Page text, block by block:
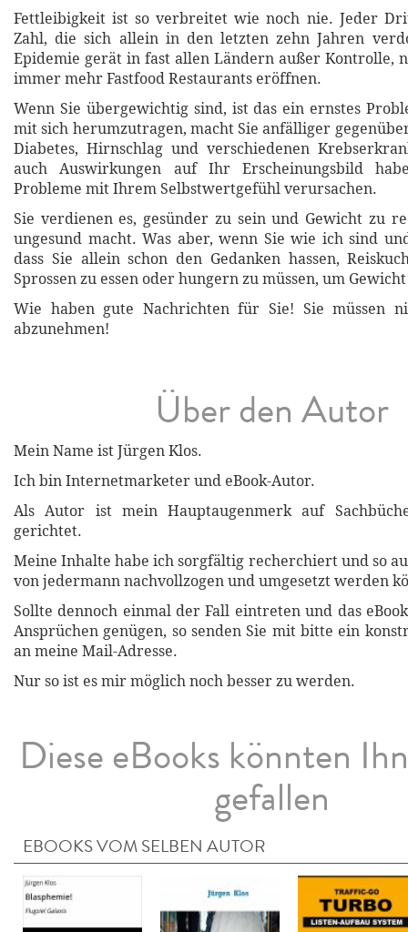
Fettleibigkeit ist so verbreitet wie noch nie. Jeder
Zahl, die sich allein in den letzten zehn Jahren
Epidemie gerät in fast allen Ländern außer Kontrolle,
immer mehr Fastfood Restaurants eröffnen.
Wenn Sie übergewichtig sind, ist das ein ernstes
mit sich herumzutragen, macht Sie anfälliger
Diabetes, Hirnschlag und verschiedenen
auch Auswirkungen auf Ihr Erscheinungsbild
Probleme mit Ihrem Selbstwertgefühl verursachen.
Sie verdienen es, gesünder zu sein und Gewicht zu
ungesund macht. Was aber, wenn Sie wie ich sind
dass Sie allein schon den Gedanken hassen,
Sprossen zu essen oder hungern zu müssen, um
Wie haben gute Nachrichten für Sie! Sie müssen
abzunehmen!
Über den Autor
Mein Name ist Jürgen Klos.
Ich bin Internetmarketer und eBook-Autor.
Als Autor ist mein Hauptaugenmerk auf
gerichtet.
Meine Inhalte habe ich sorgfältig recherchiert und so
von jedermann nachvollzogen und umgesetzt werden
Sollte dennoch einmal der Fall eintreten und das
Ansprüchen genügen, so senden Sie mit bitte ein
an meine Mail-Adresse.
Nur so ist es mir möglich noch besser zu werden.
Diese eBooks könnten
gefallen
EBOOKS VOM SELBEN AUTOR